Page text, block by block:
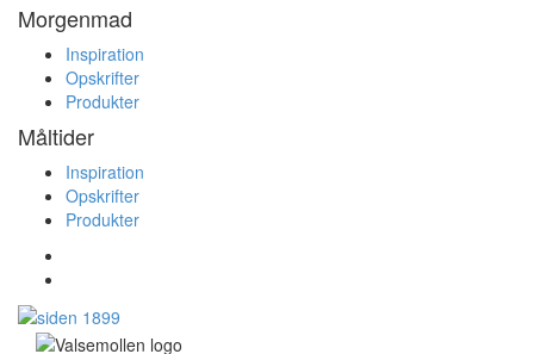
Morgenmad
Inspiration
Opskrifter
Produkter
Måltider
Inspiration
Opskrifter
Produkter